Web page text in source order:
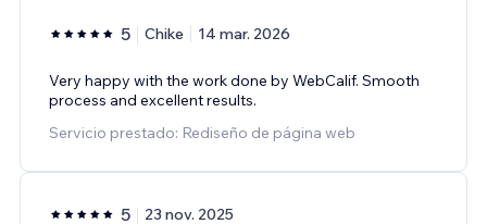
5 Chike 14 mar. 2026
Very happy with the work done by WebCalif. Smooth
process and excellent results.
Servicio prestado: Rediseño de página web
5 23 nov. 2025